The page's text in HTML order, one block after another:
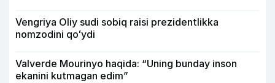
Vengriya Oliy sudi sobiq raisi prezidentlikka
nomzodini qoʻydi
Valverde Mourinyo haqida: “Uning bunday inson
ekanini kutmagan edim”